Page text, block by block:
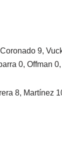
9,
0, Offman
8, Martínez